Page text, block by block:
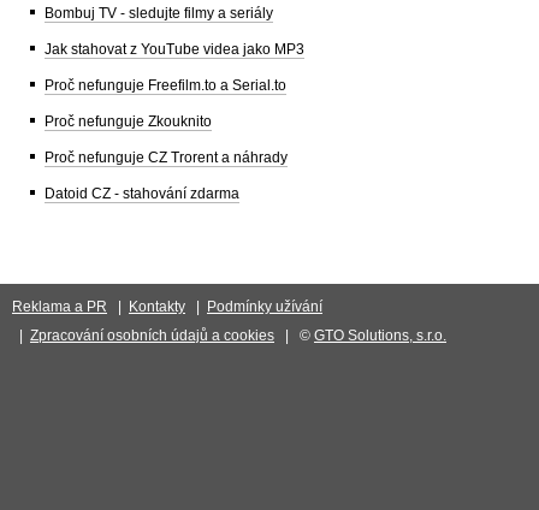
Bombuj TV - sledujte filmy a seriály
Jak stahovat z YouTube videa jako MP3
Proč nefunguje Freefilm.to a Serial.to
Proč nefunguje Zkouknito
Proč nefunguje CZ Trorent a náhrady
Datoid CZ - stahování zdarma
Reklama a PR | Kontakty | Podmínky užívání
| Zpracování osobních údajů a cookies | © GTO Solutions, s.r.o.